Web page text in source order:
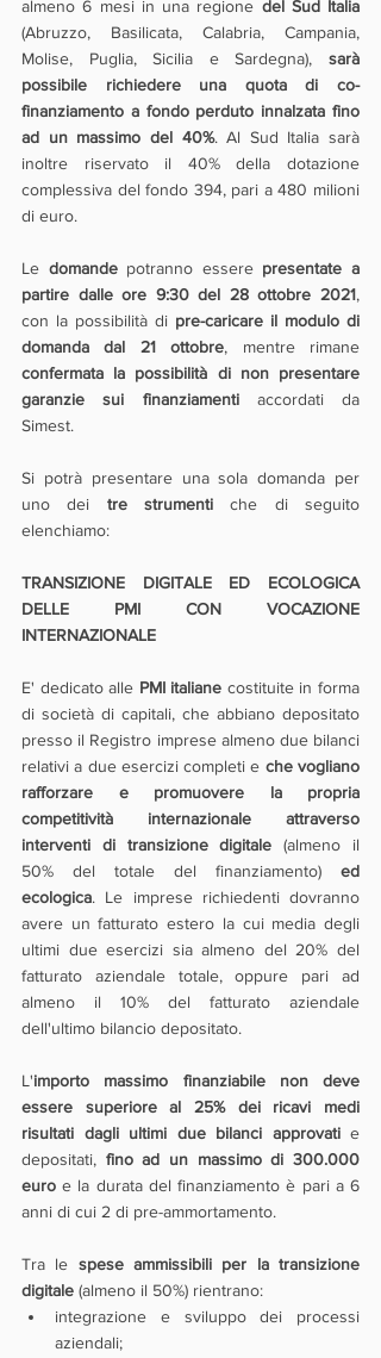
almeno 6 mesi in una regione del Sud Italia
(Abruzzo, Basilicata, Calabria, Campania,
Molise, Puglia, Sicilia e Sardegna), sarà
possibile richiedere una quota di co-
finanziamento a fondo perduto innalzata fino
ad un massimo del 40%. Al Sud Italia sarà
inoltre riservato il 40% della dotazione
complessiva del fondo 394, pari a 480 milioni
di euro.
Le domande potranno essere presentate a
partire dalle ore 9:30 del 28 ottobre 2021,
con la possibilità di pre-caricare il modulo di
domanda dal 21 ottobre
confermata la possibilità di non presentare
garanzie sui finanziamenti accordati da
Simest.
Si potrà presentare una sola domanda per
uno dei tre strumenti che di seguito
elenchiamo:
TRANSIZIONE DIGITALE ED ECOLOGICA
DELLE PMI CON VOCAZIONE
INTERNAZIONALE
E' dedicato alle PMI italiane costituite in forma
di società di capitali, che abbiano depositato
presso il Registro imprese almeno due bilanci
relativi a due esercizi completi e che vogliano
rafforzare e promuovere la propria
competitività internazionale attraverso
interventi di transizione digitale (almeno il
50% del totale del finanziamento) ed
ecologica. Le imprese richiedenti dovranno
avere un fatturato estero la cui media degli
ultimi due esercizi sia almeno del 20% del
fatturato aziendale totale, oppure pari ad
almeno il 10% del fatturato aziendale
dell'ultimo bilancio depositato.
L'importo massimo finanziabile non deve
essere superiore al 25% dei ricavi medi
risultati dagli ultimi due bilanci approvati e
depositati, fino ad un massimo di 300.000
euro e la durata del finanziamento è pari a 6
anni di cui 2 di pre-ammortamento.
Tra le spese ammissibili per la transizione
digitale (almeno il 50%) rientrano:
integrazione e sviluppo dei processi
aziendali;